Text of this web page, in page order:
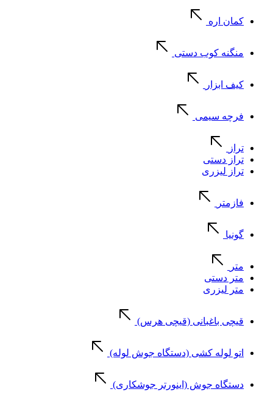
کمان اره
منگنه کوب دستی
کیف ابزار
فرچه سیمی
تراز
تراز دستی
تراز لیزری
فازمتر
گونیا
متر
متر دستی
متر لیزری
قیچی باغبانی (قیچی هرس)
اتو لوله کشی (دستگاه جوش لوله)
دستگاه جوش (اینورتر جوشکاری)